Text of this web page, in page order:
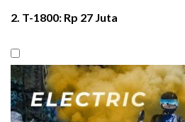
2. T-1800: Rp 27 Juta